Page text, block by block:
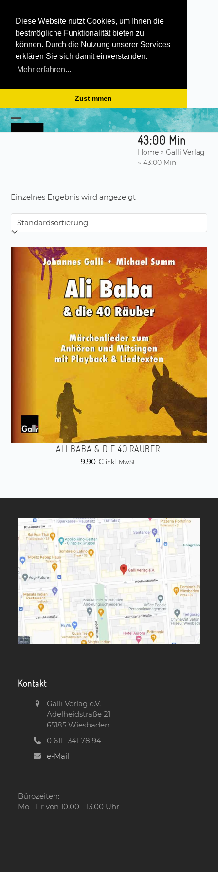
Diese Website nutzt Cookies, um Ihnen die
bestmögliche Funktionalität bieten zu
können. Durch die Nutzung unserer Services
erklären Sie sich damit einverstanden.
Mehr erfahren...
Zustimmen
Skip
to
content
Open
Close
43:00 Min
Home» Galli Verlag
» 43:00 Min
Einzelnes Ergebnis wird angezeigt
ALI BABA & DIE 40 RÄUBER
9,90 € inkl. MwSt
Kontakt
Galli Verlag e.V.
Adelheidstraße 21
65185 Wiesbaden
0 611- 341 78 94
e-Mail
Bürozeiten:
Mo - Fr von 10.00 - 13.00 Uhr